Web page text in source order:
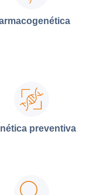
preventiva